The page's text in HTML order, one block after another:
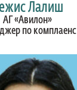
Лалиш
АГ «Авилон»
по комплаенс